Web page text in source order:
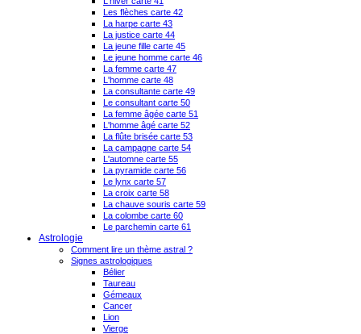
Les flèches carte 42
La harpe carte 43
La justice carte 44
La jeune fille carte 45
Le jeune homme carte 46
La femme carte 47
L'homme carte 48
La consultante carte 49
Le consultant carte 50
La femme âgée carte 51
L'homme âgé carte 52
La flûte brisée carte 53
La campagne carte 54
L'automne carte 55
La pyramide carte 56
Le lynx carte 57
La croix carte 58
La chauve souris carte 59
La colombe carte 60
Le parchemin carte 61
Astrologie
Comment lire un thème astral ?
Signes astrologiques
Bélier
Taureau
Gémeaux
Cancer
Lion
Vierge